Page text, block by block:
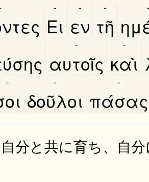
Ει
-
εν
-
τῆ
- -
αυτοῖς
-
καὶ
-
-
δοῦλοι
-
πάσας
-
分と共に育ち、自